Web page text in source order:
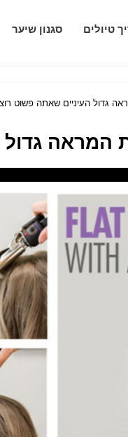
טיולים סגנון שיער
גדול העיניים שאתה פשוט
המראה